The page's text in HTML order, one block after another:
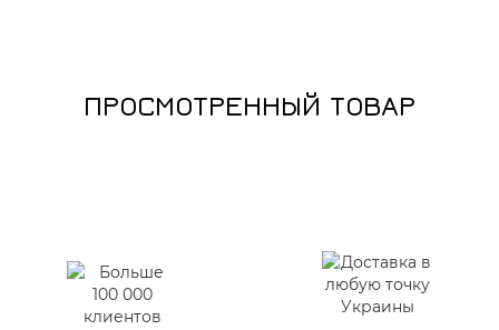
ПРОСМОТРЕННЫЙ ТОВАР